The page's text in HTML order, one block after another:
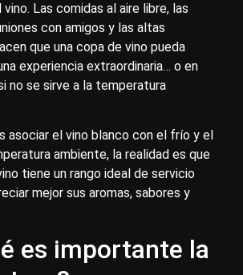
Las comidas al aire libre, las
con amigos y las altas
que una copa de vino pueda
experiencia extraordinaria… o en
no se sirve a la temperatura
asociar el vino blanco con el frío y el
ambiente, la realidad es que
tiene un rango ideal de servicio
mejor sus aromas, sabores y
es importante la